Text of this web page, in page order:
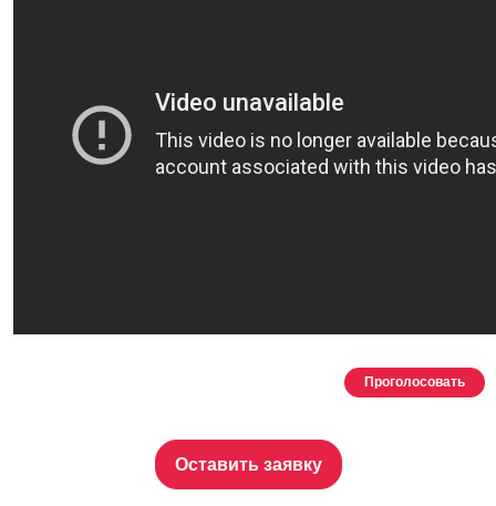
Проголосовать
Оставить заявку